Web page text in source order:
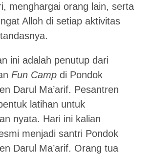
menghargai orang lain, serta
Alloh di setiap aktivitas
ini adalah penutup dari
Fun Camp di Pondok
Darul Ma’arif. Pesantren
latihan untuk
nyata. Hari ini kalian
menjadi santri Pondok
Darul Ma’arif. Orang tua